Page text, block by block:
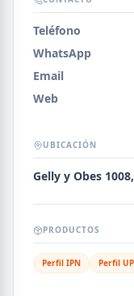
Teléfono
WhatsApp
Email
Web
UBICACIÓN
Gelly y Obes 1008,
PRODUCTOS
Perfil IPN Perfil